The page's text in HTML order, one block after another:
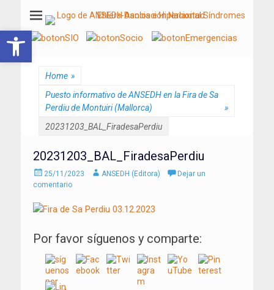
ANSEDH
Asociación Nacional del Síndrome de Ehlers-Danlos e Hiperlaxitud
Home »
Puesto informativo de ANSEDH en la Fira de Sa
Perdiu de Montuiri (Mallorca)
»
20231203_BAL_FiradesaPerdiu
20231203_BAL_FiradesaPerdiu
Enviado
el
25/11/2023 AutorANSEDH (Editora)
Dejar un
comentario
Por favor síguenos y comparte:
Abrir barra de herramientas